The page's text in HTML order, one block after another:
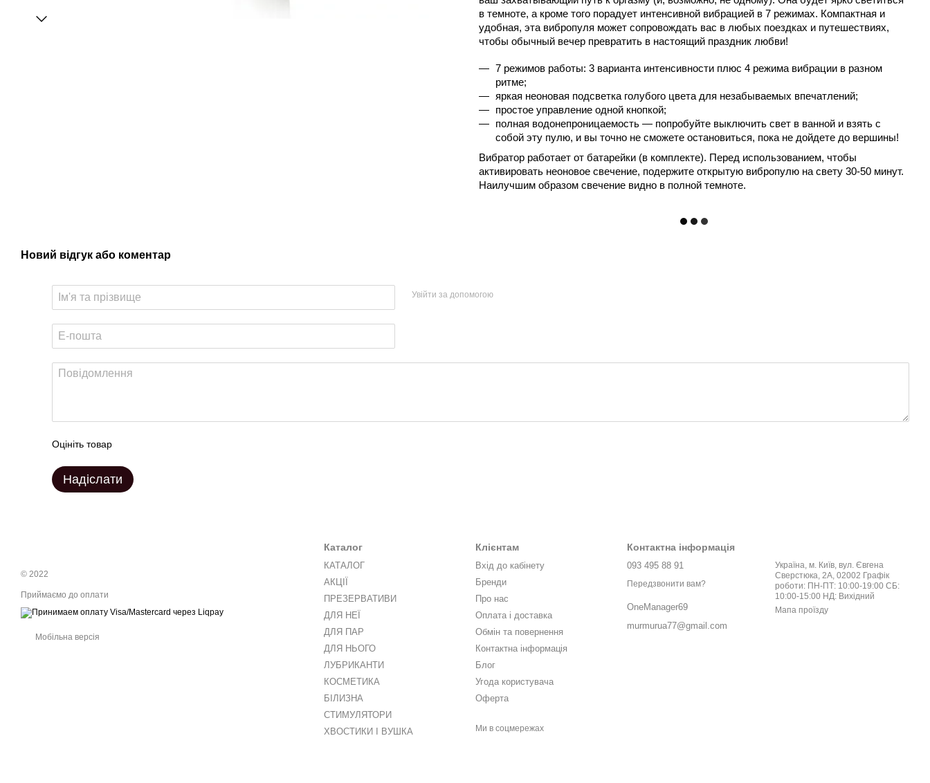
в темноте, а кроме того порадует интенсивной вибрацией в 7 режимах. Компактная и
удобная, эта вибропуля может сопровождать вас в любых поездках и путешествиях,
чтобы обычный вечер превратить в настоящий праздник любви!
7 режимов работы: 3 варианта интенсивности плюс 4 режима вибрации в разном
ритме;
яркая неоновая подсветка голубого цвета для незабываемых впечатлений;
простое управление одной кнопкой;
полная водонепроницаемость — попробуйте выключить свет в ванной и взять с
собой эту пулю, и вы точно не сможете остановиться, пока не дойдете до вершины!
Вибратор работает от батарейки (в комплекте). Перед использованием, чтобы
активировать неоновое свечение, подержите открытую вибропулю на свету 30-50 минут.
Наилучшим образом свечение видно в полной темноте.
Новий відгук або коментар
Увійти за допомогою
Оцініть товар
Надіслати
© 2022
Приймаємо до оплати
Мобільна версія
Каталог
КАТАЛОГ
АКЦІЇ
ПРЕЗЕРВАТИВИ
ДЛЯ НЕЇ
ДЛЯ ПАР
ДЛЯ НЬОГО
ЛУБРИКАНТИ
КОСМЕТИКА
БІЛИЗНА
СТИМУЛЯТОРИ
ХВОСТИКИ І ВУШКА
Клієнтам
Вхід до кабінету
Бренди
Про нас
Оплата і доставка
Обмін та повернення
Контактна інформація
Блог
Угода користувача
Оферта
Ми в соцмережах
Контактна інформація
093 495 88 91
Передзвонити вам?
OneManager69
murmurua77@gmail.com
Україна, м. Київ, вул. Євгена
Сверстюка, 2А, 02002 Графік
роботи: ПН-ПТ: 10:00-19:00 СБ:
10:00-15:00 НД: Вихідний
Мапа проїзду